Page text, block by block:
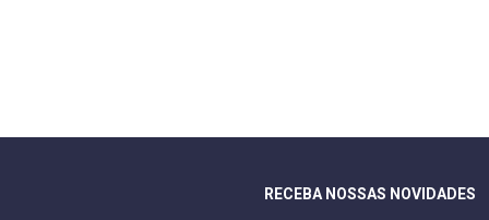
RECEBA NOSSAS NOVIDADES